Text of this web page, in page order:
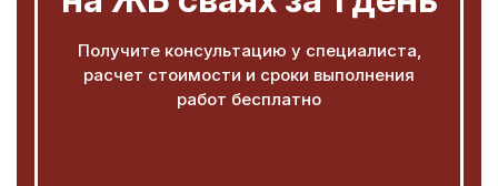
Получите консультацию у специалиста,
расчет стоимости и сроки выполнения
работ бесплатно